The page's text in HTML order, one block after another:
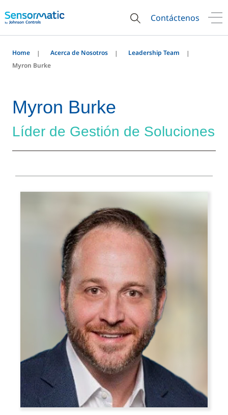
Contáctenos
Home Acerca de Nosotros
Leadership Team
Myron Burke
Myron Burke
Líder de Gestión de Soluciones